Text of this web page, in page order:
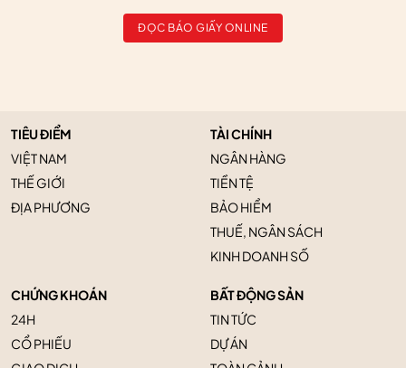
ĐỌC BÁO GIẤY ONLINE
TIÊU ĐIỂM
VIỆT NAM
THẾ GIỚI
ĐỊA PHƯƠNG
TÀI CHÍNH
NGÂN HÀNG
TIỀN TỆ
BẢO HIỂM
THUẾ, NGÂN SÁCH
KINH DOANH SỐ
CHỨNG KHOÁN
24H
CỔ PHIẾU
BẤT ĐỘNG SẢN
TIN TỨC
DỰ ÁN